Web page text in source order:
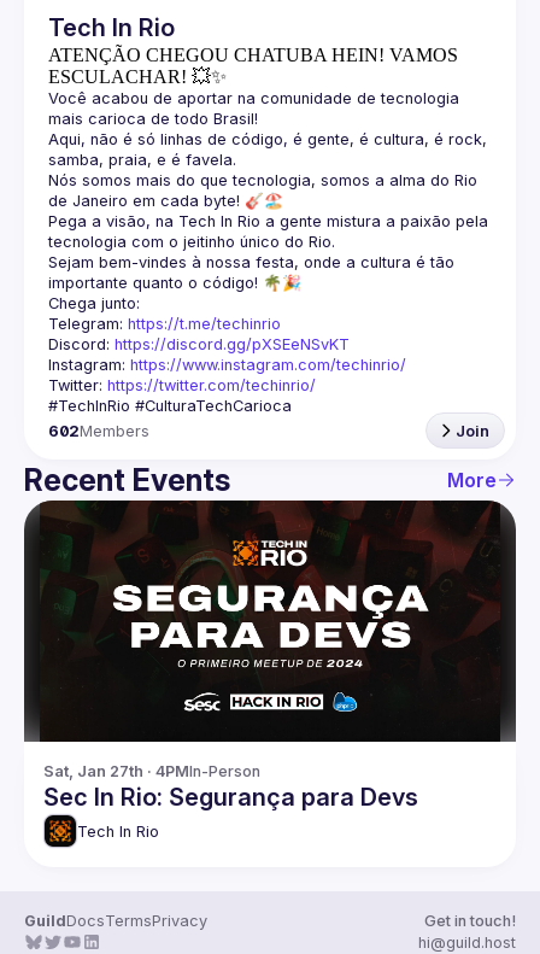
Tech In Rio
ATENÇÃO CHEGOU CHATUBA HEIN! VAMOS
ESCULACHAR! 💥✨
Você acabou de aportar na comunidade de tecnologia
Aqui, não é só linhas de código, é gente, é cultura, é rock,
Nós somos mais do que tecnologia, somos a alma do Rio
Pega a visão, na Tech In Rio a gente mistura a paixão pela
Sejam bem-vindes à nossa festa, onde a cultura é tão
Telegram: https://t.me/techinrio
Discord: https://discord.gg/pXSEeNSvKT
Instagram: https://www.instagram.com/techinrio/
Twitter: https://twitter.com/techinrio/
602Members Join
Recent Events More
Sat, Jan 27th · 4PMIn-Person
Sec In Rio: Segurança para Devs
Tech In Rio
GuildDocsTermsPrivacy
Get in touch!
hi@guild.host